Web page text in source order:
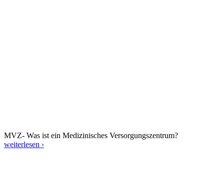
MVZ- Was ist ein Medizinisches Versorgungszentrum?
weiterlesen ›